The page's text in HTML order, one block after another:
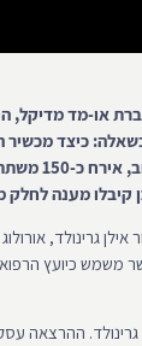
או-מד מדיקל,
כיצד מכשיר
פתוח הן
קיבלו מענה
אילן גרינולד,
משמש כיועץ
ההרצאה